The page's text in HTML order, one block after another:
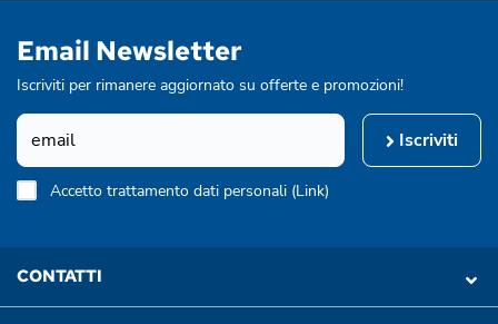
Email Newsletter
Iscriviti per rimanere aggiornato su offerte e promozioni!
Iscriviti
Accetto trattamento dati personali (Link)
CONTATTI